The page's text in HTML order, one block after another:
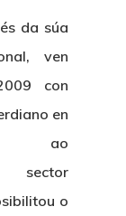
da súa
ven
con
en
ao
sector
o